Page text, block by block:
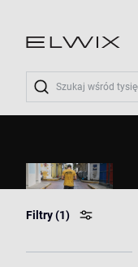
Wyszukaj
Filtry(1)